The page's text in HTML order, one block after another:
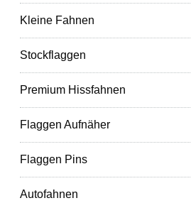
Kleine Fahnen
Stockflaggen
Premium Hissfahnen
Flaggen Aufnäher
Flaggen Pins
Autofahnen